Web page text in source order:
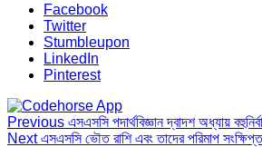
Facebook
Twitter
Stumbleupon
LinkedIn
Pinterest
Previous এসএসসি পদার্থবিজ্ঞান দ্বাদশ অধ্যায়
Nextএসএসসি ভৌত রাশি এবং তাদের পরিমাপ